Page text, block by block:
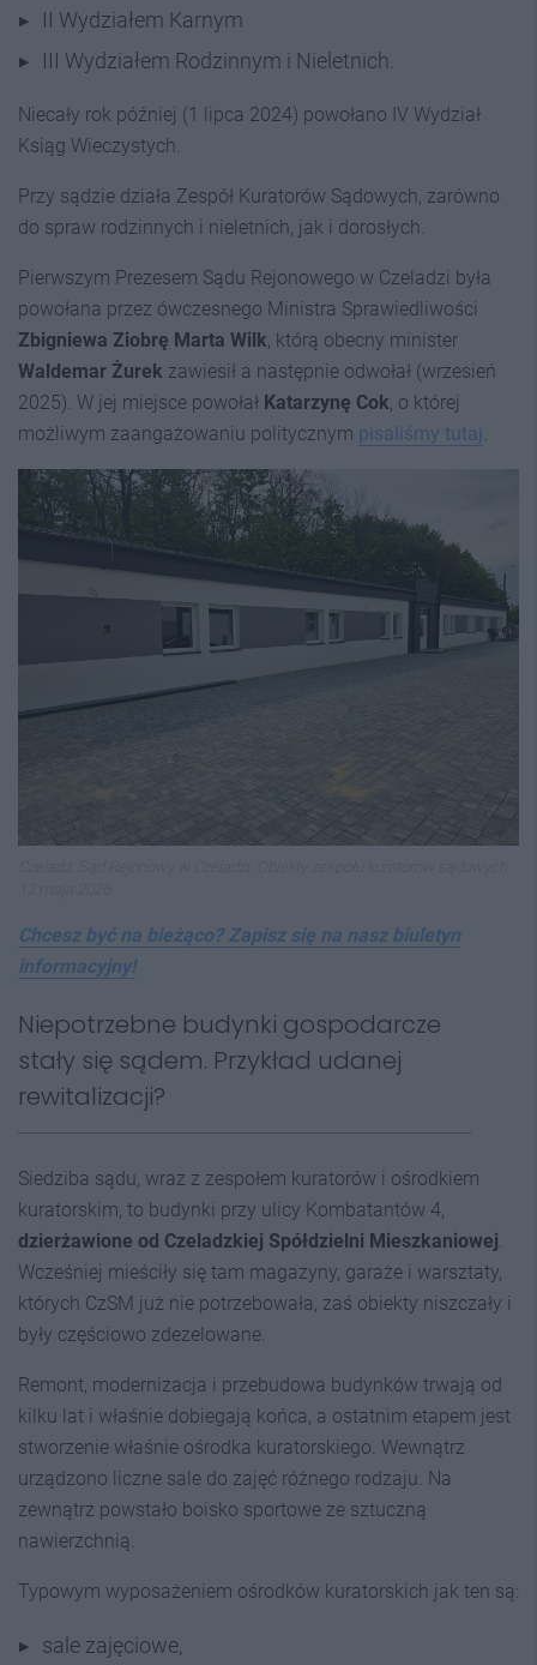
II Wydziałem Karnym
III Wydziałem Rodzinnym i Nieletnich.
Niecały rok później (1 lipca 2024) powołano IV Wydział
Ksiąg Wieczystych.
Przy sądzie działa Zespół Kuratorów Sądowych, zarówno
do spraw rodzinnych i nieletnich, jak i dorosłych.
Pierwszym Prezesem Sądu Rejonowego w Czeladzi była
powołana przez ówczesnego Ministra Sprawiedliwości
Zbigniewa Ziobrę Marta Wilk, którą obecny minister
Waldemar Żurek zawiesił a następnie odwołał (wrzesień
2025). W jej miejsce powołał Katarzynę Cok, o której
możliwym zaangażowaniu politycznym pisaliśmy tutaj.
Chcesz być na bieżąco? Zapisz się na nasz biuletyn
informacyjny!
Niepotrzebne budynki gospodarcze
stały się sądem. Przykład udanej
rewitalizacji?
Siedziba sądu, wraz z zespołem kuratorów i ośrodkiem
kuratorskim, to budynki przy ulicy Kombatantów 4,
dzierżawione od Czeladzkiej Spółdzielni Mieszkaniowej
Wcześniej mieściły się tam magazyny, garaże i warsztaty,
których CzSM już nie potrzebowała, zaś obiekty niszczały i
były częściowo zdezelowane.
Remont, modernizacja i przebudowa budynków trwają od
kilku lat i właśnie dobiegają końca, a ostatnim etapem jest
stworzenie właśnie ośrodka kuratorskiego. Wewnątrz
urządzono liczne sale do zajęć różnego rodzaju. Na
zewnątrz powstało boisko sportowe ze sztuczną
nawierzchnią.
Typowym wyposażeniem ośrodków kuratorskich jak ten są:
sale zajęciowe,